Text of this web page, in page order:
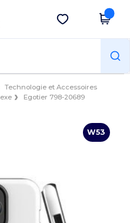
Obtenir l'appli
Technologie et Accessoires
Egotier 798-20689
W53